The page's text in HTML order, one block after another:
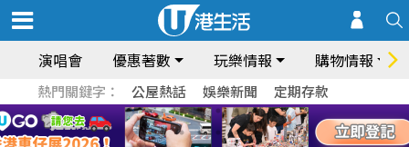
演唱會 優惠著數 玩樂情報 購物情報
熱門關鍵字： 公屋熱話 娛樂新聞 定期存款